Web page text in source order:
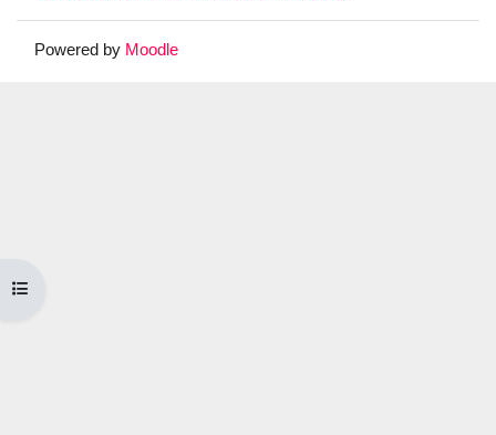
Kursindex öffnen
Powered by Moodle